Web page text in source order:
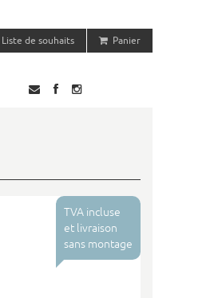
Liste de souhaits Panier
TVA incluse
et livraison
sans montage